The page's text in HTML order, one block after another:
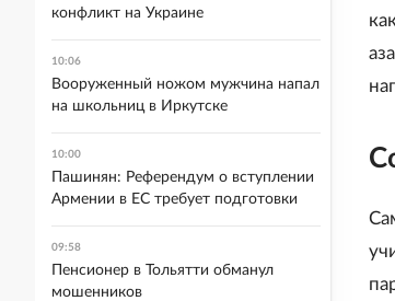
конфликт на Украине
10:06
Вооруженный ножом мужчина напал
на школьниц в Иркутске
10:00
Пашинян: Референдум о вступлении
Армении в ЕС требует подготовки
09:58
Пенсионер в Тольятти обманул
мошенников